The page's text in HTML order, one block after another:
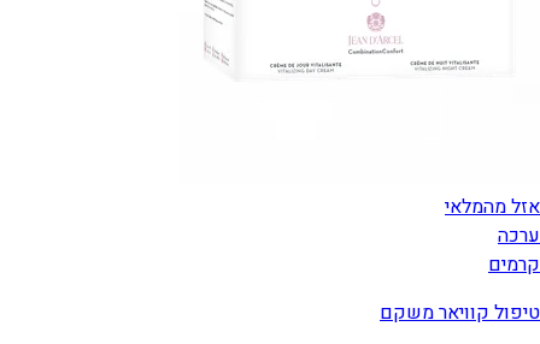
אזל מהמלאי
ערכה
קרמים
טיפול קוויאר משקם